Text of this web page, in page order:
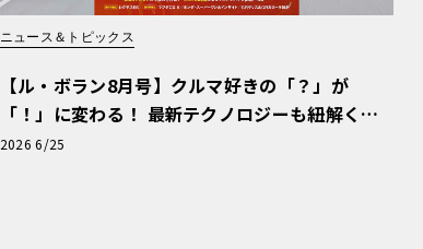
ニュース＆トピックス
【ル・ボラン8月号】クルマ好きの「？」が
「！」に変わる！ 最新テクノロジーも紐解く
「輸入車Q&A」
2026 6/25